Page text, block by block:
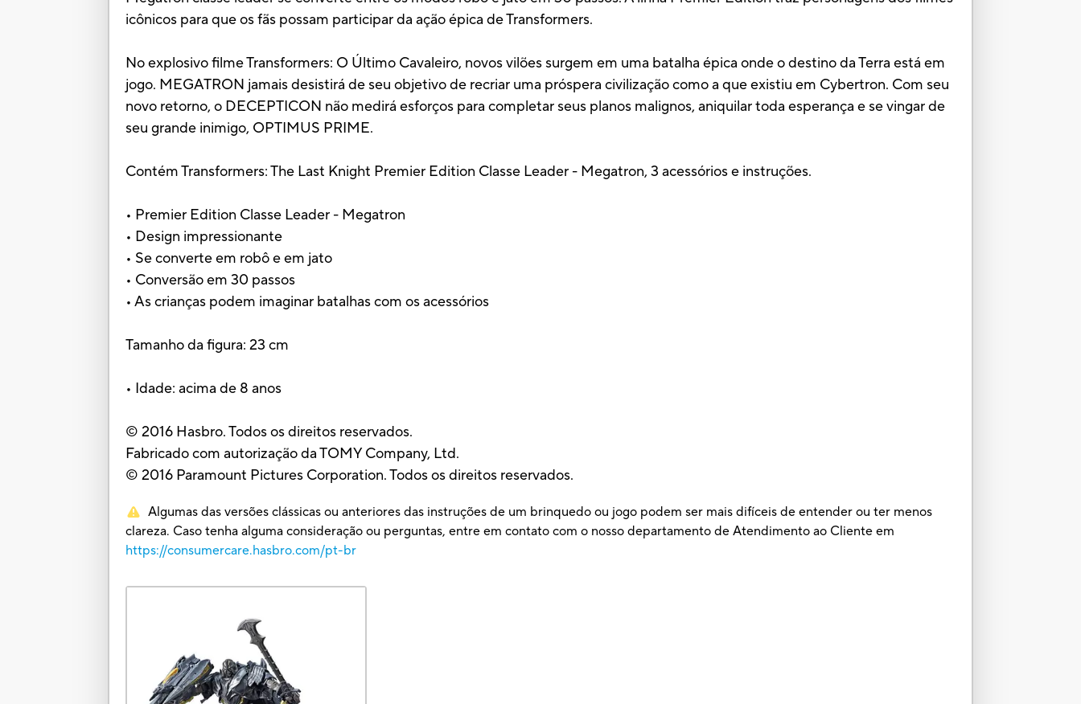
icônicos para que os fãs possam participar da ação épica de Transformers.
No explosivo filme Transformers: O Último Cavaleiro, novos vilões surgem em uma batalha épica onde o destino da Terra está em
jogo. MEGATRON jamais desistirá de seu objetivo de recriar uma próspera civilização como a que existiu em Cybertron. Com seu
novo retorno, o DECEPTICON não medirá esforços para completar seus planos malignos, aniquilar toda esperança e se vingar de
seu grande inimigo, OPTIMUS PRIME.
Contém Transformers: The Last Knight Premier Edition Classe Leader - Megatron, 3 acessórios e instruções.
• Premier Edition Classe Leader - Megatron
• Design impressionante
• Se converte em robô e em jato
• Conversão em 30 passos
• As crianças podem imaginar batalhas com os acessórios
Tamanho da figura: 23 cm
• Idade: acima de 8 anos
© 2016 Hasbro. Todos os direitos reservados.
Fabricado com autorização da TOMY Company, Ltd.
© 2016 Paramount Pictures Corporation. Todos os direitos reservados.
Algumas das versões clássicas ou anteriores das instruções de um brinquedo ou jogo podem ser mais difíceis de entender ou ter menos
clareza. Caso tenha alguma consideração ou perguntas, entre em contato com o nosso departamento de Atendimento ao Cliente em
https://consumercare.hasbro.com/pt-br